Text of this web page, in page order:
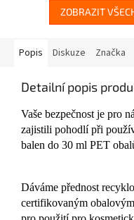
ZOBRAZIT
Popis Diskuze Značka
Detailní popis
Vaše bezpečnost je pro
zajistili pohodlí při
balen do 30 ml PET
Dáváme přednost
certifikovaným